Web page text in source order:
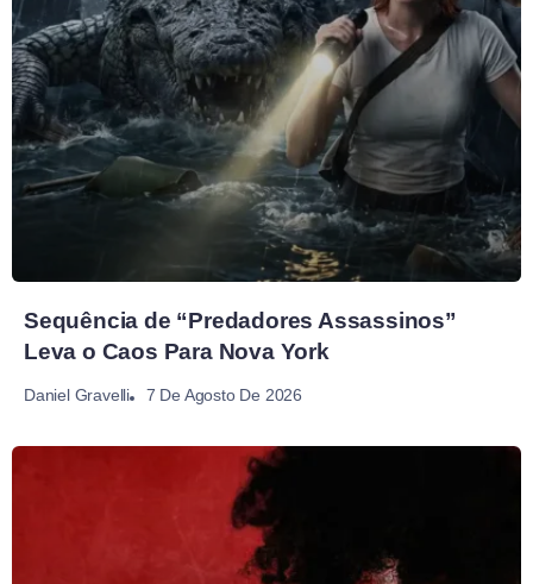
Sequência de “Predadores Assassinos”
Leva o Caos Para Nova York
Daniel Gravelli 7 De Agosto De 2026